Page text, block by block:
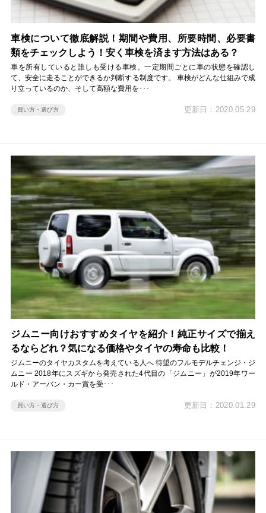
車検について徹底解説！期間や費用、所要時間、必要書
類をチェックしよう！安く車検を済ます方法はある？
車を所有していると誰しも受ける車検。一定期間ごとに車の状態を確認し
て、安全に走ることができるか判断する制度です。 車検がどんな仕組みで成
り立っているのか、そして高額な費用を･･･
買い方・選び方 更新日：2020.05.29
ジムニー向けおすすめタイヤを紹介！純正サイズで揃え
るならどれ？気になる価格やタイヤの寿命も比較！
ジムニーのタイヤカスタムを考えている人へ 待望のフルモデルチェンジ・ジ
ムニー 2018年にスズギから発売された4代目の「ジムニー」が2019年ワー
ルド・アーバン・カー賞を受･･･
買い方・選び方 更新日：2020.01.29